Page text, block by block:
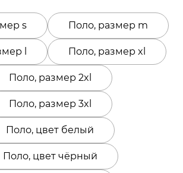
s Поло, размер m
l Поло, размер xl
Поло, размер 2xl
Поло, размер 3xl
Поло, цвет белый
Поло, цвет чёрный